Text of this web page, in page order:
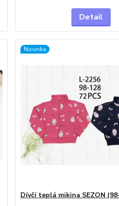
Detail
Novinka
Dívčí teplá mikina SEZON